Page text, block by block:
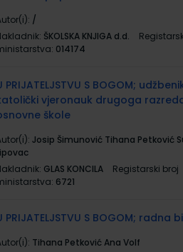
/
ŠKOLSKA KNJIGA d.d.
014174
PRIJATELJSTVU S BOGOM;
vjeronauk drugoga
škole
Josip Šimunović Tihana Petković
GLAS KONCILA
Registarski broj
6721
PRIJATELJSTVU S BOGOM; radna
Tihana Petković Ana Volf